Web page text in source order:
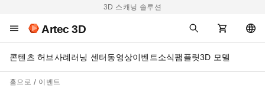
3D 스캐닝 솔루션
Artec 3D
콘텐츠 허브사례러닝 센터동영상이벤트소식팸플릿3D 모델
홈으로 이벤트